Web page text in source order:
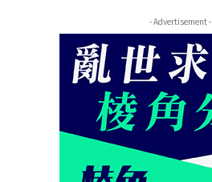
- Advertisement -